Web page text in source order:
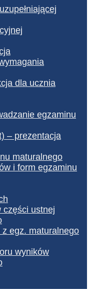
dla ucznia
egzaminu
– prezentacja
maturalnego
i form egzaminu
części ustnej
egz. maturalnego
wyników